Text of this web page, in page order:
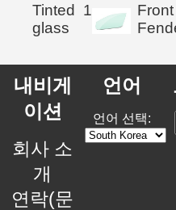
Tinted
glass
1
Front
내비게
이션
회사 소
개
연락(문
언어
언어 선택: